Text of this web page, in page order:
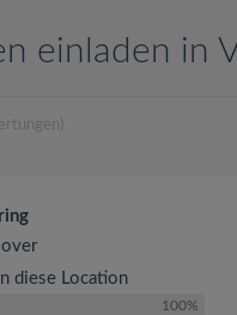
einladen in
diese Location
100%